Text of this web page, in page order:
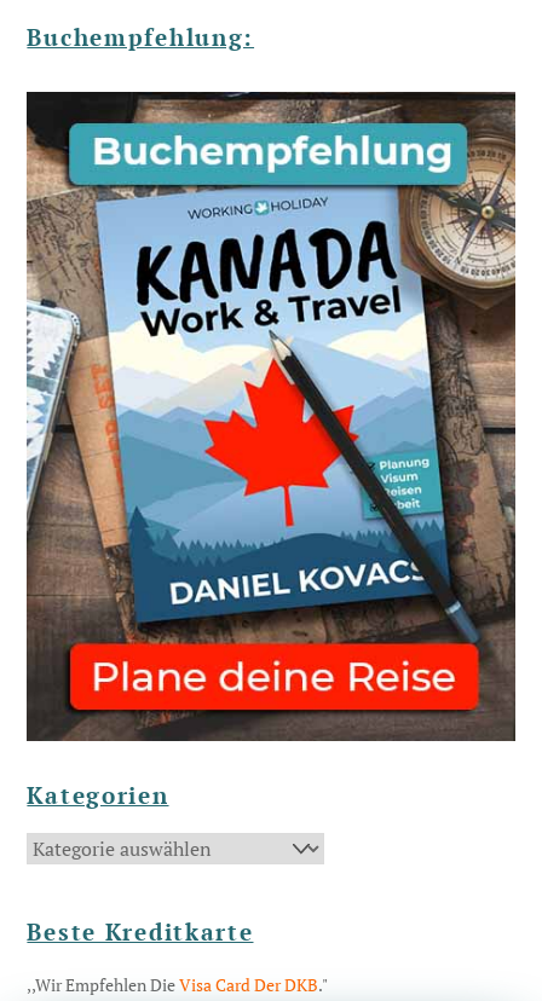
Buchempfehlung:
Kategorien
Kategorien
Beste Kreditkarte
,,Wir Empfehlen DieVisa Card Der DKB."